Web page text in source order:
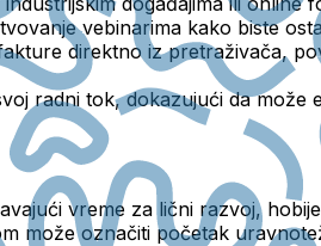
vebinarima kako biste
direktno iz pretraživača,
radni tok, dokazujući da može
vreme za lični razvoj,
može označiti početak